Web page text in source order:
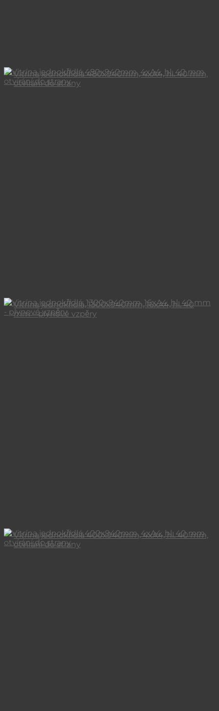
Vitrína jednokřídlá 480x940mm, 4xA4, hl. 40 mm,
otvírání do strany
Vitrína jednokřídlá, 1300x940mm, 16xA4, hl. 40
mm – plynové vzpěry
Vitrína jednokřídlá 400x940mm, 4xA4, hl. 40 mm,
otvírání do strany